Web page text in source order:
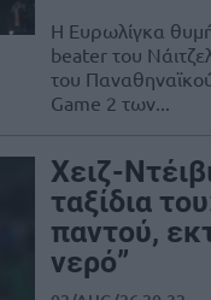
Η Ευρωλίγκα
beater του
του
Game 2 των...
Χειζ-
ταξίδια
παντού,
νερό”